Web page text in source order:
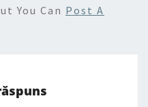
You Can Post A